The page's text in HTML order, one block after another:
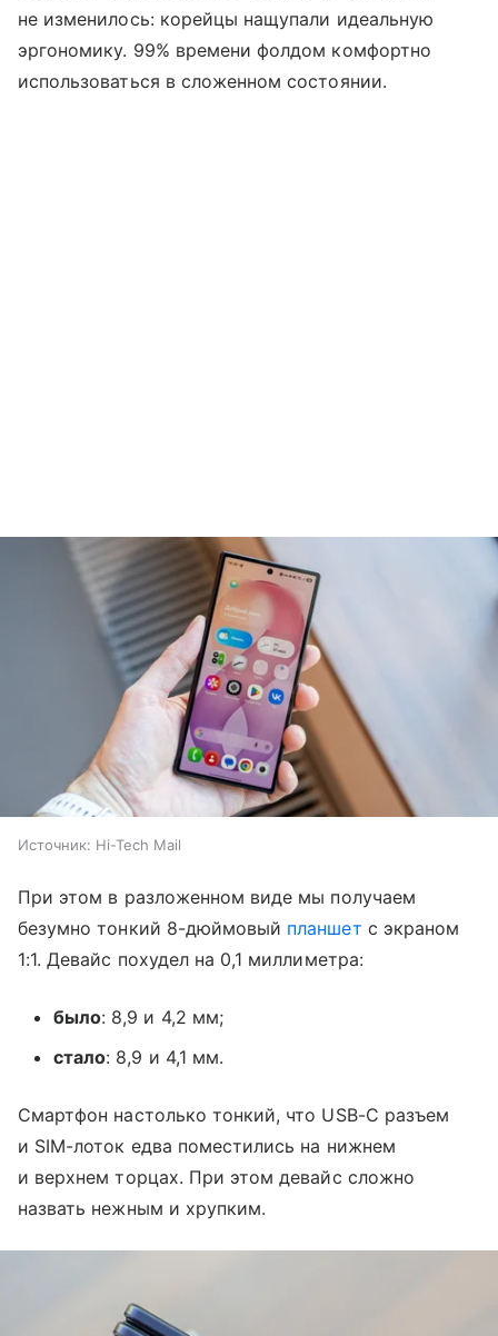
не изменилось: корейцы нащупали идеальную
эргономику. 99% времени фолдом комфортно
использоваться в сложенном состоянии.
Источник: Hi-Tech Mail
При этом в разложенном виде мы получаем
безумно тонкий 8-дюймовый планшет с экраном
1:1. Девайс похудел на 0,1 миллиметра:
было: 8,9 и 4,2 мм;
стало: 8,9 и 4,1 мм.
Смартфон настолько тонкий, что USB-C разъем
и SIM-лоток едва поместились на нижнем
и верхнем торцах. При этом девайс сложно
назвать нежным и хрупким.